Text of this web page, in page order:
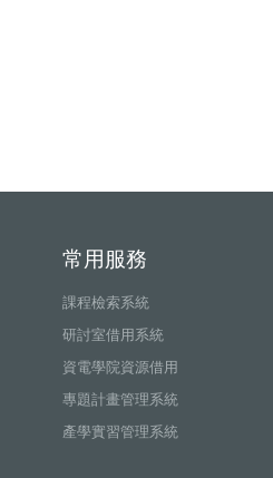
常用服務
課程檢索系統
研討室借用系統
資電學院資源借用
專題計畫管理系統
產學實習管理系統